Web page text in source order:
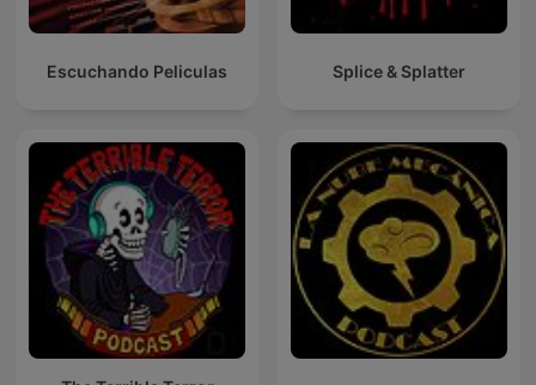
Escuchando Peliculas Splice & Splatter